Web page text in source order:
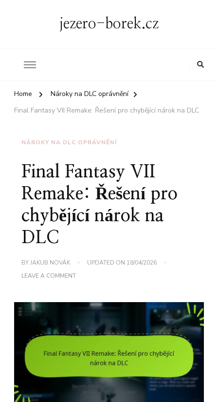
jezero-borek.cz
Home
Nároky na DLC oprávnění
Final Fantasy VII Remake: Řešení pro chybějící nárok na DLC
NÁROKY NA DLC OPRÁVNĚNÍ
Final Fantasy VII
Remake: Řešení pro
chybějící nárok na
DLC
BYJAKUB NOVÁK UPDATED ON 18/04/2026
LEAVE A COMMENTON
REMAKE:
PRO
CHYBĚJÍCÍ
NA
DLC